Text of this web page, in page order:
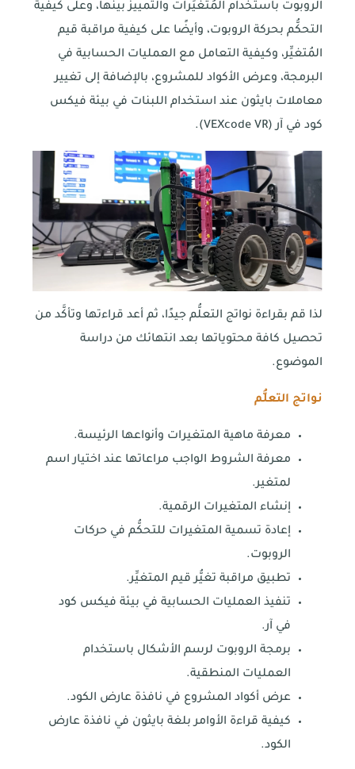
الروبوت باستخدام المُتغيِّرات والتمييز بينها، وعلى كيفية
التحكُّم بحركة الروبوت، وأيضًا على كيفية مراقبة قيم
المُتغيِّر، وكيفية التعامل مع العمليات الحسابية في
البرمجة، وعرض الأكواد للمشروع، بالإضافة إلى تغيير
معاملات بايثون عند استخدام اللبنات في بيئة فيكس
كود في آر (VEXcode VR).
لذا قم بقراءة نواتج التعلُّم جيدًا، ثم أعد قراءتها وتأكَّد من
تحصيل كافة محتوياتها بعد انتهائك من دراسة
الموضوع.
نواتج التعلُّم
معرفة ماهية المتغيرات وأنواعها الرئيسة.
معرفة الشروط الواجب مراعاتها عند اختيار اسم
لمتغير.
إنشاء المتغيرات الرقمية.
إعادة تسمية المتغيرات للتحكُّم في حركات
الروبوت.
تطبيق مراقبة تغيُّر قيم المتغيِّر.
تنفيذ العمليات الحسابية في بيئة فيكس كود
في آر.
برمجة الروبوت لرسم الأشكال باستخدام
العمليات المنطقية.
عرض أكواد المشروع في نافذة عارض الكود.
كيفية قراءة الأوامر بلغة بايثون في نافذة عارض
الكود.